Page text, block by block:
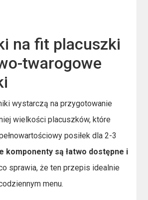
na fit placuszki
twarogowe
wystarczą na przygotowanie
wielkości placuszków, które
posiłek dla 2-3
komponenty są łatwo dostępne i
sprawia, że ten przepis idealnie
menu.